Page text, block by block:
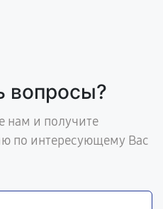
вопросы?
нам и получите
по интересующему Вас